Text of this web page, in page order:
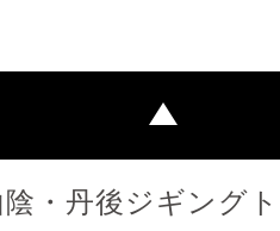
陰・丹後ジギング